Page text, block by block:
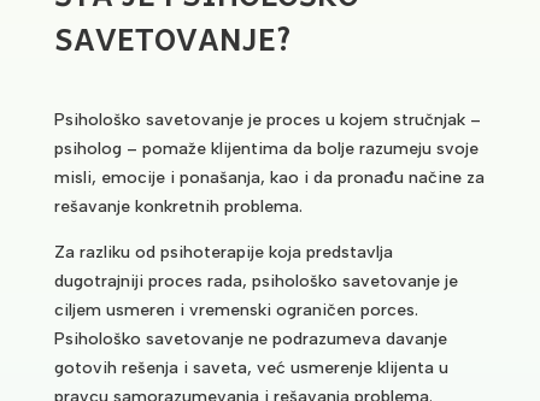
SAVETOVANJE?
Psihološko savetovanje je proces u kojem stručnjak –
psiholog – pomaže klijentima da bolje razumeju svoje
misli, emocije i ponašanja, kao i da pronađu načine za
rešavanje konkretnih problema.
Za razliku od psihoterapije koja predstavlja
dugotrajniji proces rada, psihološko savetovanje je
ciljem usmeren i vremenski ograničen porces.
Psihološko savetovanje ne podrazumeva davanje
gotovih rešenja i saveta, već usmerenje klijenta u
pravcu samorazumevanja i rešavanja problema.